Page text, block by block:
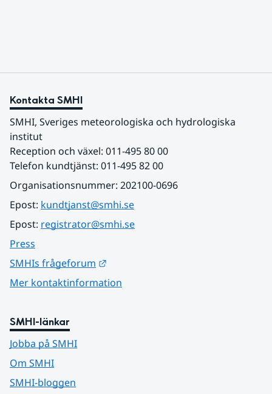
Kontakta SMHI
SMHI, Sveriges meteorologiska och hydrologiska
institut
Reception och växel: 011-495 80 00
Telefon kundtjänst: 011-495 82 00
Organisationsnummer: 202100-0696
Epost: kundtjanst@smhi.se
Epost: registrator@smhi.se
Press
SMHIs frågeforum
Mer kontaktinformation
SMHI-länkar
Jobba på SMHI
Om SMHI
SMHI-bloggen